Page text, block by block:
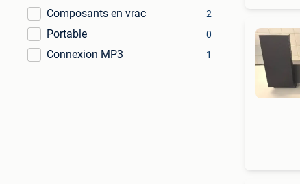
Composants en vrac 2
Portable 0
Connexion MP3 1